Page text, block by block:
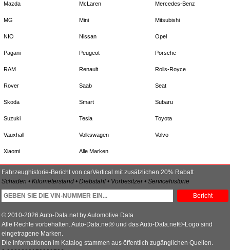
Mazda McLaren Mercedes-Benz
MG Mini Mitsubishi
NIO Nissan Opel
Pagani Peugeot Porsche
RAM Renault Rolls-Royce
Rover Saab Seat
Skoda Smart Subaru
Suzuki Tesla Toyota
Vauxhall Volkswagen Volvo
Xiaomi Alle Marken
Fahrzeughistorie-Bericht von carVertical mit zusätzlichen 20% Rabatt
Schäden • Kilometerstand • Diebstahl • Vorbesitzer • Servicehistorie
Bericht
© 2010-2026 Auto-Data.net by Automotive Data
Alle Rechte vorbehalten. Auto-Data.net® und das Auto-Data.net®-Logo sind
eingetragene Marken.
Die Informationen im Katalog stammen aus öffentlich zugänglichen Quellen.